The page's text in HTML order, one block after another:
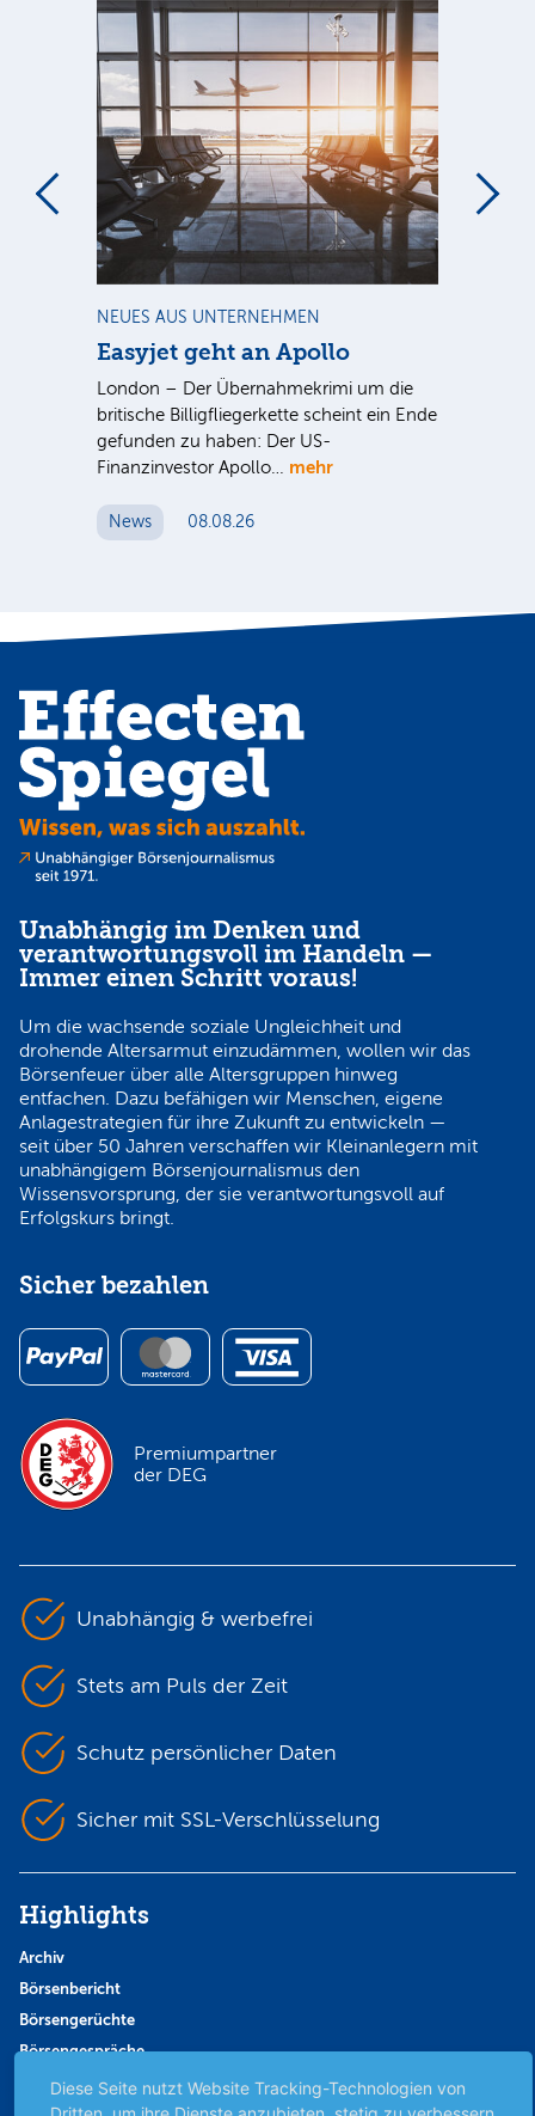
NEUES AUS UNTERNEHMEN
Easyjet geht an Apollo
London – Der Übernahmekrimi um die
britische Billigfliegerkette scheint ein Ende
gefunden zu haben: Der US-
Finanzinvestor Apollo… mehr
News 08.08.26
Unabhängig im Denken und
verantwortungsvoll im Handeln —
Immer einen Schritt voraus!
Um die wachsende soziale Ungleichheit und
drohende Altersarmut einzudämmen, wollen wir das
Börsenfeuer über alle Altersgruppen hinweg
entfachen. Dazu befähigen wir Menschen, eigene
Anlagestrategien für ihre Zukunft zu entwickeln —
seit über 50 Jahren verschaffen wir Kleinanlegern mit
unabhängigem Börsenjournalismus den
Wissensvorsprung, der sie verantwortungsvoll auf
Erfolgskurs bringt.
Sicher bezahlen
Premiumpartner
der DEG
Unabhängig & werbefrei
Stets am Puls der Zeit
Schutz persönlicher Daten
Sicher mit SSL-Verschlüsselung
Highlights
Archiv
Börsenbericht
Börsengerüchte
Börsengespräche
Börsennews
Diese Seite nutzt Website Tracking-Technologien von